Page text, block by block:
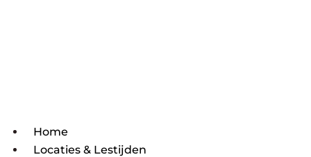
Home
Locaties & Lestijden